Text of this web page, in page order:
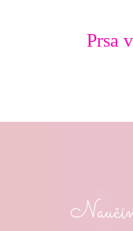
Prsa
Naučím